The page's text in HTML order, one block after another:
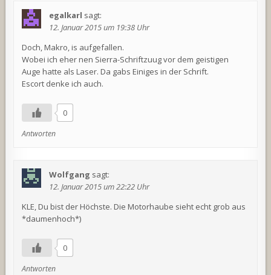
egalkarl sagt:
12. Januar 2015 um 19:38 Uhr
Doch, Makro, is aufgefallen.
Wobei ich eher nen Sierra-Schriftzuug vor dem geistigen
Auge hatte als Laser. Da gabs Einiges in der Schrift.
Escort denke ich auch.
0
Antworten
Wolfgang sagt:
12. Januar 2015 um 22:22 Uhr
KLE, Du bist der Höchste. Die Motorhaube sieht echt grob aus
*daumenhoch*)
0
Antworten